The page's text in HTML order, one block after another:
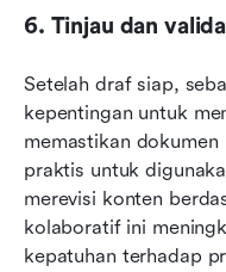
6. Tinjau dan
Setelah draf siap,
kepentingan untuk
memastikan
praktis untuk
merevisi konten
kolaboratif ini
kepatuhan terhadap